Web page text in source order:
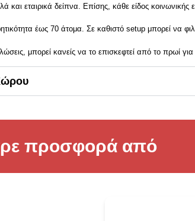
και εταιρικά δείπνα. Επίσης, κάθε είδος κοινωνικής
έως 70 άτομα. Σε καθιστό setup μπορεί να
μπορεί κανείς να το επισκεφτεί από το πρωί
προσφορά από